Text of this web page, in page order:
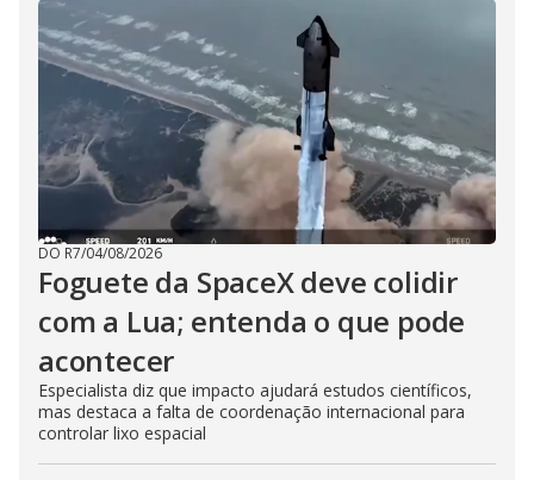
DO R7/04/08/2026
Foguete da SpaceX deve colidir
com a Lua; entenda o que pode
acontecer
Especialista diz que impacto ajudará estudos científicos,
mas destaca a falta de coordenação internacional para
controlar lixo espacial